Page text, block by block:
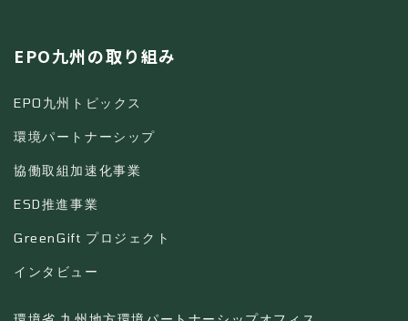
EPO九州の取り組み
EPO九州トピックス
環境パートナーシップ
協働取組加速化事業
ESD推進事業
GreenGift プロジェクト
インタビュー